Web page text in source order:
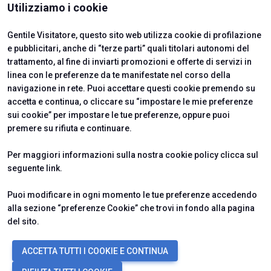
qui presentati si basano sulle informazioni a
comunicato.
Utilizziamo i cookie
Gentile Visitatore, questo sito web utilizza cookie di profilazione
e pubblicitari, anche di “terze parti” quali titolari autonomi del
trattamento, al fine di inviarti promozioni e offerte di servizi in
linea con le preferenze da te manifestate nel corso della
navigazione in rete. Puoi accettare questi cookie premendo su
accetta e continua, o cliccare su “impostare le mie preferenze
sui cookie” per impostare le tue preferenze, oppure puoi
premere su rifiuta e continuare.
Per maggiori informazioni sulla nostra cookie policy clicca sul
seguente link.
Puoi modificare in ogni momento le tue preferenze accedendo
alla sezione “preferenze Cookie” che trovi in fondo alla pagina
del sito.
ACCETTA TUTTI I COOKIE E CONTINUA
ISTITUTI CERTIFICATORI
© 2026ITALIAN EXHIBITION GROUP SpA - Via Emilia 155, 47921 Rimini
(Italy) - Registro Imprese Rimini e C.F./P.I. 00139440408 - Cap. Soc.
52.214.897 i.v. -Copyright & disclaimer